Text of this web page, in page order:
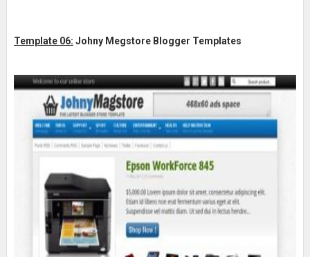
Template 06: Johny Megstore Blogger Templates